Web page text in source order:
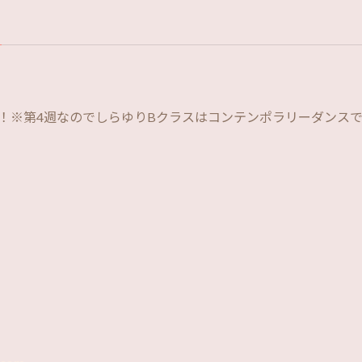
※第4週なのでしらゆりBクラスはコンテンポラリーダンス